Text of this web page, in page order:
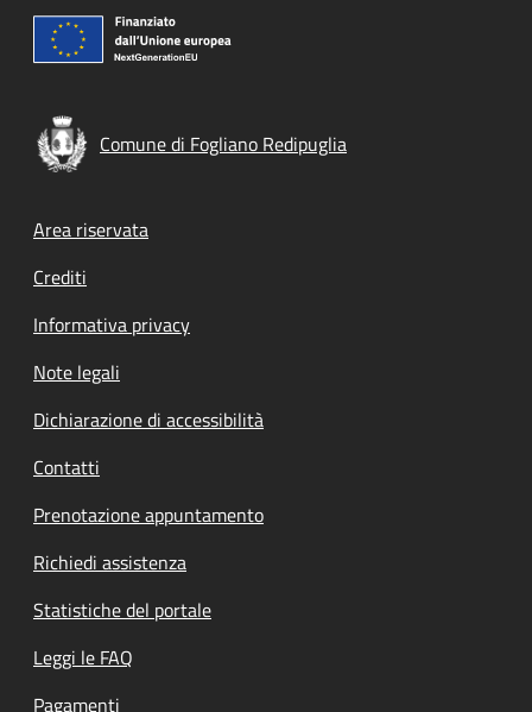
Comune di Fogliano Redipuglia
Footer menu
Area riservata
Crediti
Informativa privacy
Note legali
Dichiarazione di accessibilità
Contatti
Prenotazione appuntamento
Richiedi assistenza
Statistiche del portale
Leggi le FAQ
Pagamenti